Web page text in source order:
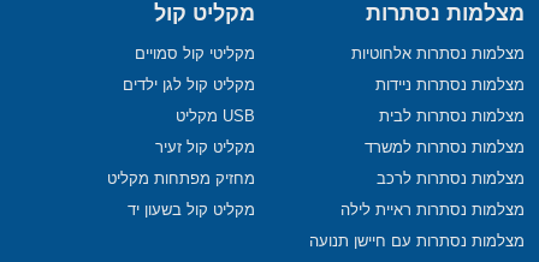
מצלמות נסתרות
מצלמות נסתרות אלחוטיות
מצלמות נסתרות ניידות
מצלמות נסתרות לבית
מצלמות נסתרות למשרד
מצלמות נסתרות לרכב
מצלמות נסתרות ראיית לילה
מצלמות נסתרות עם חיישן תנועה
מקליט קול
מקליטי קול סמויים
מקליט קול לגן ילדים
USB מקליט
מקליט קול זעיר
מחזיק מפתחות מקליט
מקליט קול בשעון יד